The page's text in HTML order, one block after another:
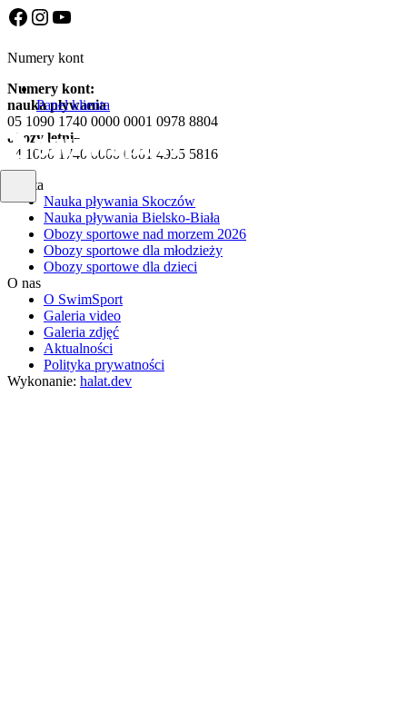
Panel klienta
Facebook
Instagram
YouTube
Numery kont
Numery kont:
nauka pływania
05 1090 1740 0000 0001 0978 8804
obozy letnie
84 1090 1740 0000 0001 4935 5816
Oferta
Nauka pływania Skoczów
Nauka pływania Bielsko-Biała
Obozy sportowe nad morzem 2026
Obozy sportowe dla młodzieży
Obozy sportowe dla dzieci
O nas
O SwimSport
Galeria video
Galeria zdjęć
Aktualności
Polityka prywatności
Wykonanie: halat.dev